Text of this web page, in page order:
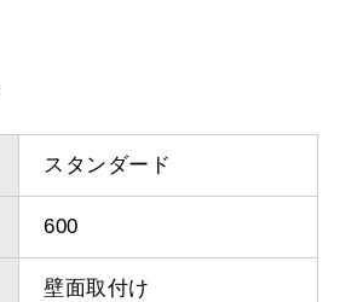
スタンダード
600
壁面取付け